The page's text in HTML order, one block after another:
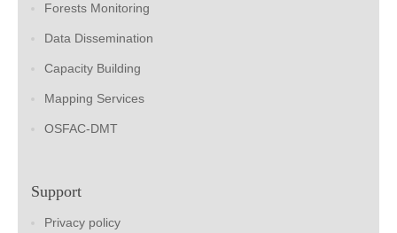
Forests Monitoring
Data Dissemination
Capacity Building
Mapping Services
OSFAC-DMT
Support
Privacy policy